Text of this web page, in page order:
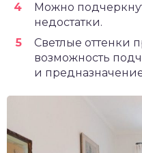
Можно
недостатки.
Светлые оттенки
возможность
и